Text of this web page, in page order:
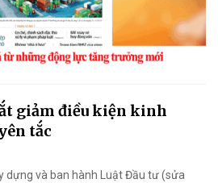
giảm điều kiện kinh
tắc
dựng và ban hành Luật Đầu tư (sửa